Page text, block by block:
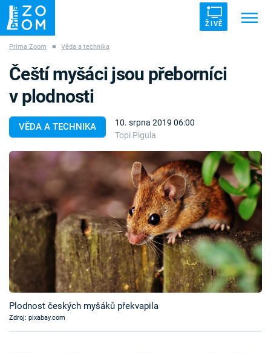
ŽIVĚ
ZÁHADY VETŘELCI DÁVNOVĚKU
Témata
Témata
Pořady
TV Program
Časopis
Sledujte prima+
Prima Zoom ■ Věda a technika
VĚDA A TECHNIKA
10. srpna 2019 06:00
Topi Pigula
Čeští myšáci jsou přeborníci
v plodnosti
Plodnost českých myšáků překvapila
Zdroj: pixabay.com